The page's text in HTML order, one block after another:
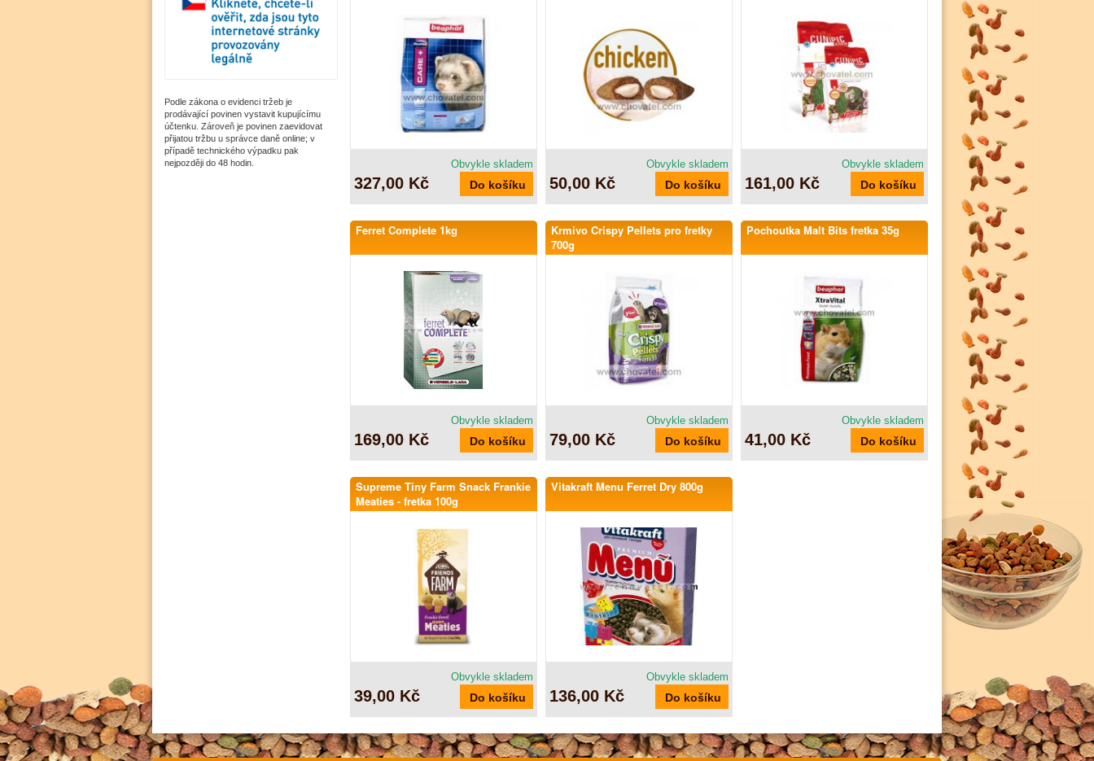
Podle zákona o evidenci tržeb je
prodávající povinen vystavit kupujícímu
účtenku. Zároveň je povinen zaevidovat
přijatou tržbu u správce daně online; v
případě technického výpadku pak
nejpozději do 48 hodin.
Obvykle skladem
327,00 Kč
Obvykle skladem
50,00 Kč
Obvykle skladem
161,00 Kč
Ferret Complete 1kg
Obvykle skladem
169,00 Kč
Krmivo Crispy Pellets pro fretky
700g
Obvykle skladem
79,00 Kč
Pochoutka Malt Bits fretka 35g
Obvykle skladem
41,00 Kč
Supreme Tiny Farm Snack Frankie
Meaties - fretka 100g
Obvykle skladem
39,00 Kč
Vitakraft Menu Ferret Dry 800g
Obvykle skladem
136,00 Kč